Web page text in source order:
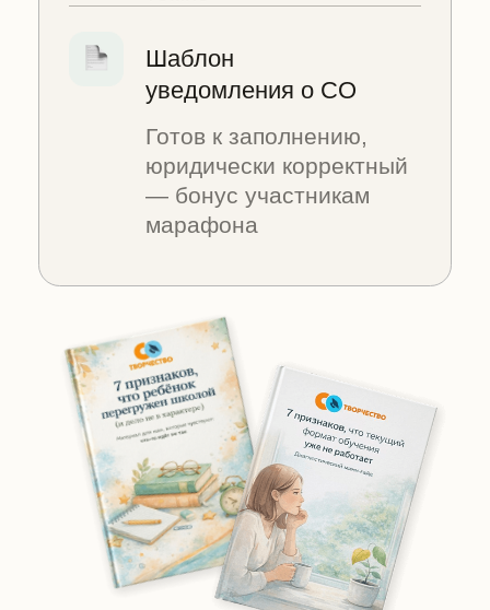
ВЫБЕРИТЕ МЕССЕНДЖЕР
Бесплатно · Без обязательств · В удобном
— Анастасия Калмыкова,
основатель СОтворчества
«Я сама мама четырёх детей
на СО. Знаю, как страшно
начинать. Марафон — это
первый спокойный шаг.»
ВКонтакте
Хочу получить подарки